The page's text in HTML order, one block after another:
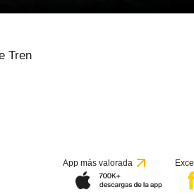
Tren
App más valorada